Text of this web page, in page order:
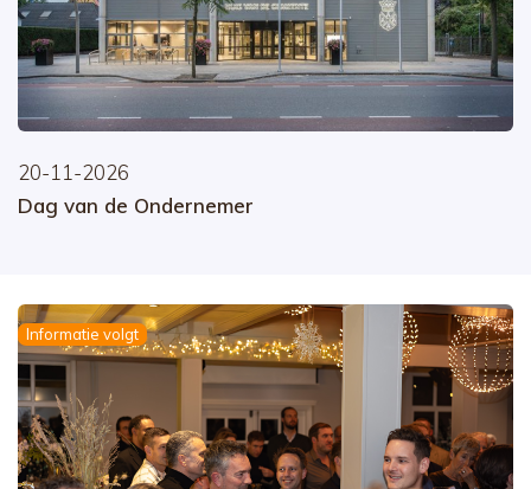
20-11-2026
Dag van de Ondernemer
Informatie volgt